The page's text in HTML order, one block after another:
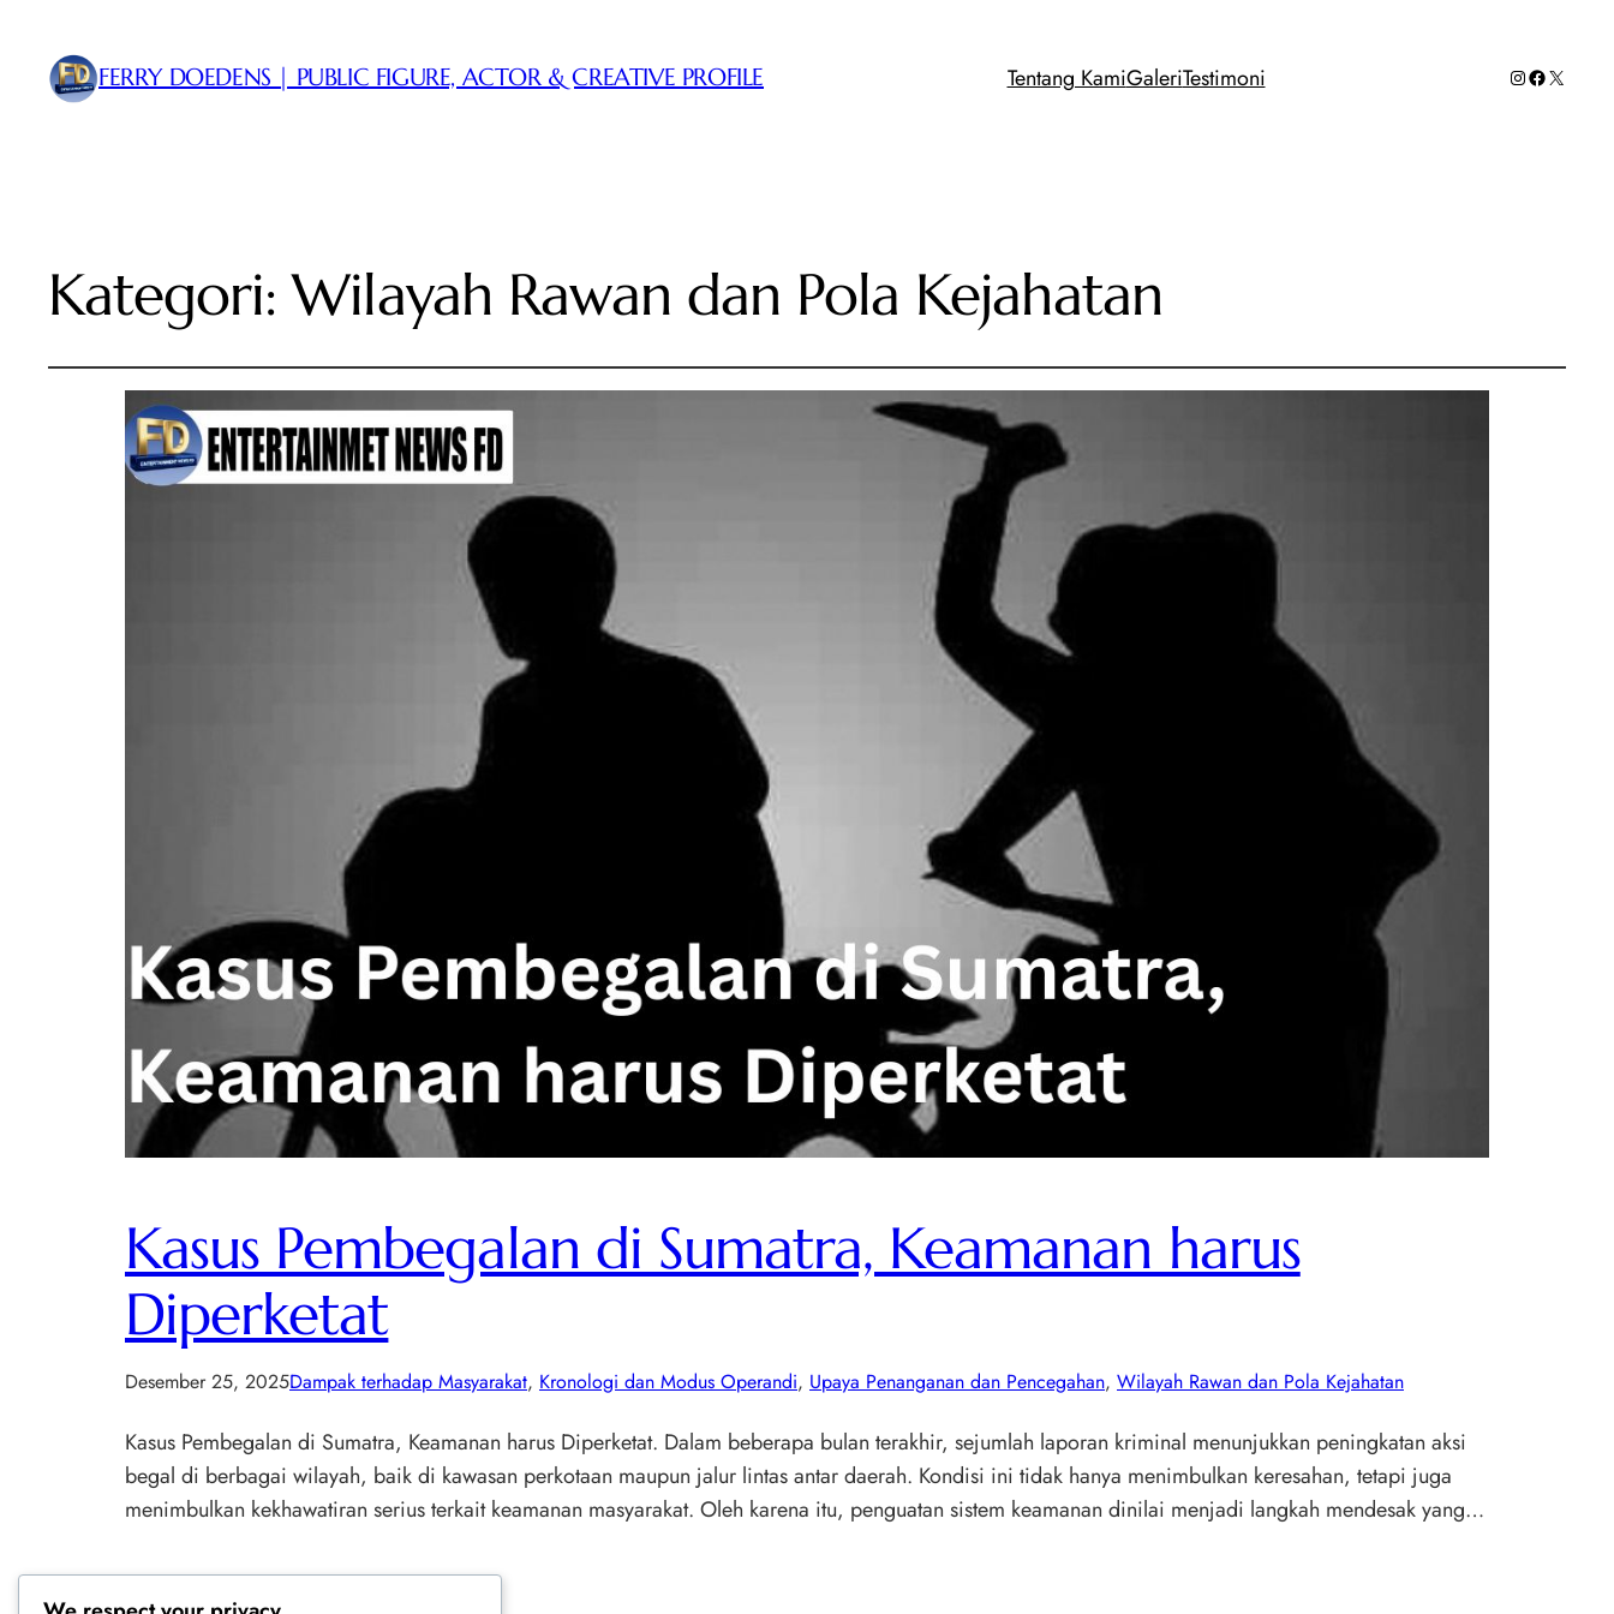
FERRY DOEDENS | PUBLIC FIGURE, ACTOR & CREATIVE PROFILE Tentang KamiGaleriTestimoni Instagram
Facebook
X
Kategori:Wilayah Rawan dan Pola Kejahatan
Kasus Pembegalan di Sumatra, Keamanan harus
Diperketat
Desember 25, 2025Dampak terhadap Masyarakat, Kronologi dan Modus Operandi, Upaya Penanganan dan Pencegahan, Wilayah Rawan dan Pola Kejahatan
Kasus Pembegalan di Sumatra, Keamanan harus Diperketat. Dalam beberapa bulan terakhir, sejumlah laporan kriminal menunjukkan peningkatan aksi
begal di berbagai wilayah, baik di kawasan perkotaan maupun jalur lintas antar daerah. Kondisi ini tidak hanya menimbulkan keresahan, tetapi juga
menimbulkan kekhawatiran serius terkait keamanan masyarakat. Oleh karena itu, penguatan sistem keamanan dinilai menjadi langkah mendesak yang…